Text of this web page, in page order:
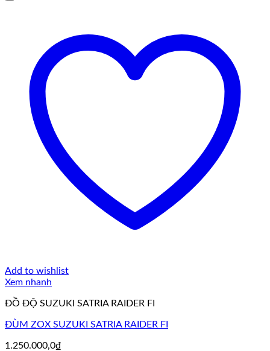
Add to wishlist
Xem nhanh
ĐỒ ĐỘ SUZUKI SATRIA RAIDER FI
ĐÙM ZOX SUZUKI SATRIA RAIDER FI
1.250.000,0₫